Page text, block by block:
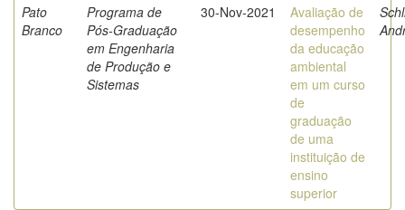
Pato
Branco
Programa de
Pós-Graduação
em Engenharia
de Produção e
Sistemas
30-Nov-2021
Avaliação de
desempenho
da educação
ambiental
em um curso
de
graduação
de uma
instituição de
ensino
superior